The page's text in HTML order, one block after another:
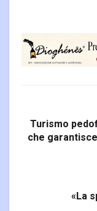
Turismo
che
«La